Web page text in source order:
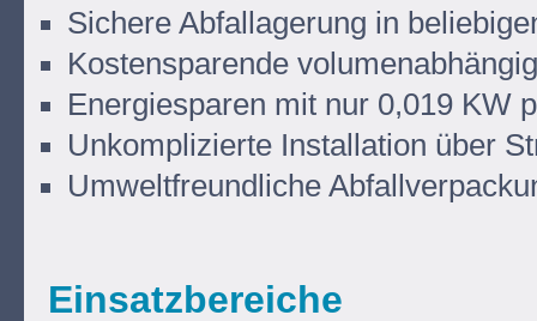
Sichere Abfallagerung in
Kostensparende
Energiesparen mit nur 0,019 KW
Unkomplizierte Installation über
Umweltfreundliche
Einsatzbereiche